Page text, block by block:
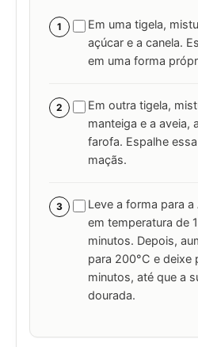
1
Em uma tigela,
açúcar e a canela.
em uma forma
2
Em outra tigela,
manteiga e a aveia,
farofa. Espalhe
maçãs.
3
Leve a forma para
em temperatura de
minutos. Depois,
para 200°C e deixe
minutos, até que a
dourada.